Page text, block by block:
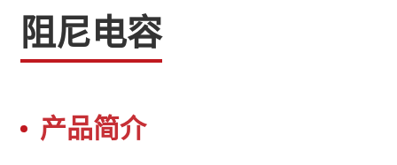
阻尼电容
产品简介